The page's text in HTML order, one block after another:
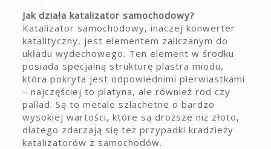
Jak działa katalizator samochodowy?
Katalizator samochodowy, inaczej konwerter
katalityczny, jest elementem zaliczanym do
układu wydechowego. Ten element w środku
posiada specjalną strukturę plastra miodu,
która pokryta jest odpowiednimi pierwiastkami
– najczęściej to platyna, ale również rod czy
pallad. Są to metale szlachetne o bardzo
wysokiej wartości, które są droższe niż złoto,
dlatego zdarzają się też przypadki kradzieży
katalizatorów z samochodów.